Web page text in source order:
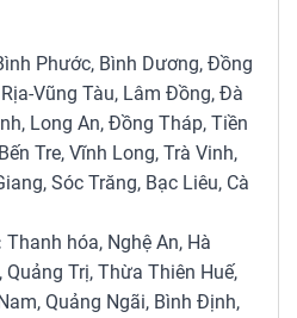
Phước, Bình Dương, Đồng
Vũng Tàu, Lâm Đồng, Đà
Long An, Đồng Tháp, Tiền
Tre, Vĩnh Long, Trà Vinh,
Sóc Trăng, Bạc Liêu, Cà
Thanh hóa, Nghệ An, Hà
Quảng Trị, Thừa Thiên Huế,
Quảng Ngãi, Bình Định,